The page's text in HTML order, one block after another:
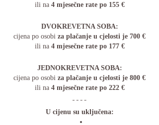
ili na 4 mjesečne rate po 155 €
DVOKREVETNA SOBA:
cijena po osobi za plačanje u cjelosti je 700 €
ili na 4 mjesečne rate po 177 €
JEDNOKREVETNA SOBA:
cijena po osobi za plačanje u cjelosti je 800 €
ili na 4 mjesečne rate po 222 €
U cijenu su uključena: